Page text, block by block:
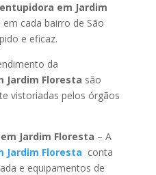
em Jardim
cada bairro de São
e eficaz.
da
Jardim Floresta são
vistoriadas pelos órgãos
Jardim Floresta – A
Jardim Floresta conta
e equipamentos de